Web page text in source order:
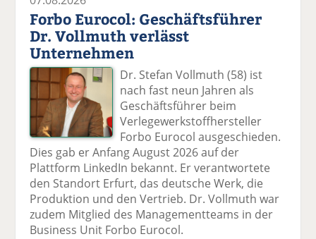
Forbo Eurocol: Geschäftsführer
Dr. Vollmuth verlässt
Unternehmen
Dr. Stefan Vollmuth (58) ist
nach fast neun Jahren als
Geschäftsführer beim
Verlegewerkstoffhersteller
Forbo Eurocol ausgeschieden.
Dies gab er Anfang August 2026 auf der
Plattform LinkedIn bekannt. Er verantwortete
den Standort Erfurt, das deutsche Werk, die
Produktion und den Vertrieb. Dr. Vollmuth war
zudem Mitglied des Managementteams in der
Business Unit Forbo Eurocol.